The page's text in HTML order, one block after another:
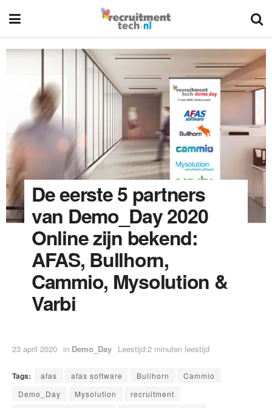
De eerste 5 partners
van Demo_Day 2020
Online zijn bekend:
AFAS, Bullhorn,
Cammio, Mysolution &
Varbi
23 april 2020 in Demo_Day Leestijd:2 minuten leestijd
Tags: afas afas software Bullhorn
Cammio
Demo_Day
Mysolution
recruitment